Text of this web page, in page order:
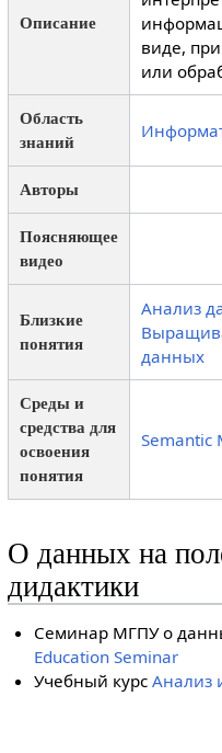
Описание
виде,
или
Область
знаний
Авторы
Поясняющее
видео
Близкие
понятия
Анализ
данных
Среды и
средства для
освоения
понятия
Semantic
О данных на
дидактики
Семинар МГПУ о
Education Seminar
Учебный курсАнализ